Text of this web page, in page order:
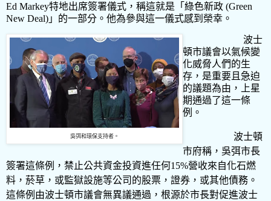
Ed Markey特地出席簽署儀式，稱這就是「綠色新政 (Green
New Deal)」的一部分。他為參與這一儀式感到榮幸。
吳弭和環保支持者。
波士
頓市議會以氣候變
化威脅人們的生
存，是重要且急迫
的議題為由，上星
期通過了這一條
例。
波士頓
市府稱，吳弭市長
簽署這條例，禁止公共資金投資進任何15%營收來自化石燃
料，菸草，或監獄設施等公司的股票，證券，或其他債務。
這條例由波士頓市議會無異議通過，根源於市長對促進波士